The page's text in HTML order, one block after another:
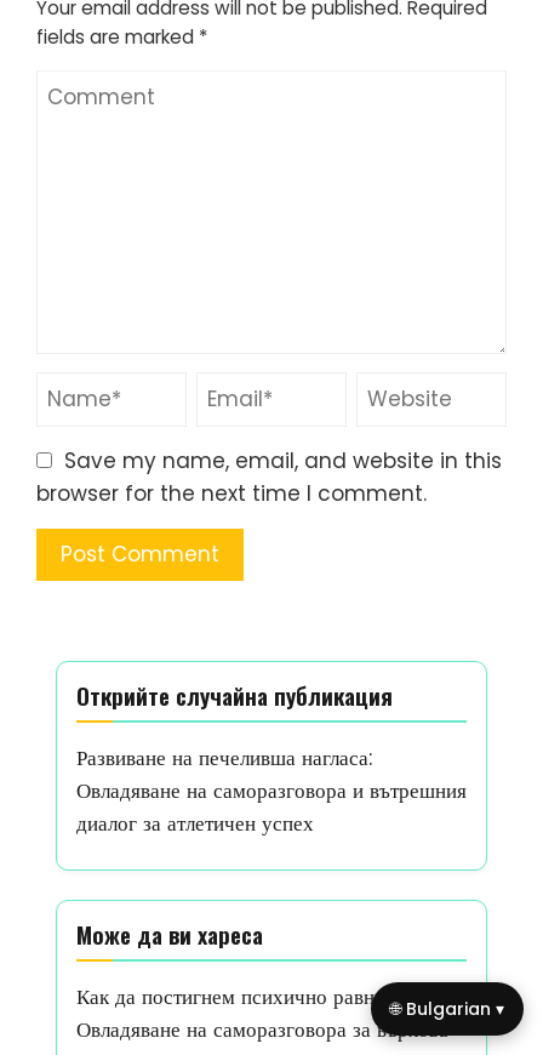
Your email address will not be published. Required
fields are marked *
Save my name, email, and website in this
browser for the next time I comment.
Открийте случайна публикация
Развиване на печеливша нагласа:
Овладяване на саморазговора и вътрешния
диалог за атлетичен успех
Може да ви хареса
Как да постигнем психично равновесие:
Овладяване на саморазговора за върхова
🌐 Bulgarian ▾